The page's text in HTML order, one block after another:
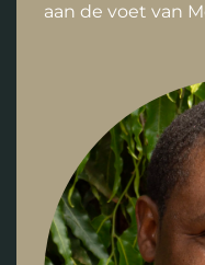
aan de voet van